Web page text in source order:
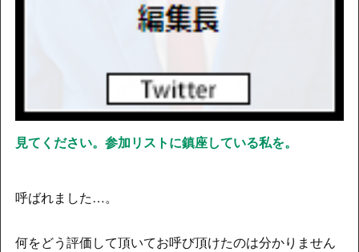
見てください。参加リストに鎮座している私を。
呼ばれました…。
何をどう評価して頂いてお呼び頂けたのは分かりません